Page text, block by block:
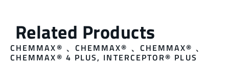
CHEMMAX® 、 CHEMMAX® 、 CHEMMAX® 、
CHEMMAX® 4 PLUS, INTERCEPTOR® PLUS